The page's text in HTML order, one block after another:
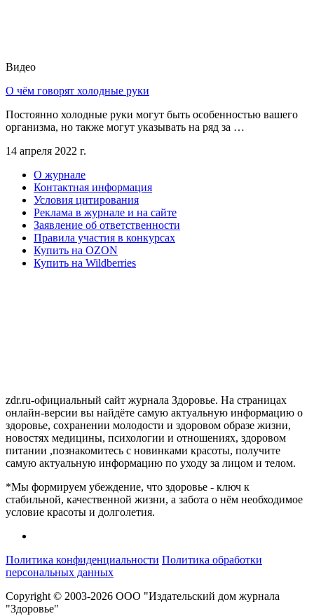
Видео
О чём говорят холодные руки
Постоянно холодные руки могут быть особенностью вашего
организма, но также могут указывать на ряд за …
14 апреля 2022 г.
О журнале
Контактная информация
Условия цитирования
Реклама в журнале и на сайте
Заявление об ответственности
Правила участия в конкурсах
Купить на OZON
Купить на Wildberries
zdr.ru-официальный сайт журнала Здоровье. На страницах
онлайн-версии вы найдёте самую актуальную информацию о
здоровье, сохранении молодости и здоровом образе жизни,
новостях медицины, психологии и отношениях, здоровом
питании ,познакомитесь с новинками красоты, получите
самую актуальную информацию по уходу за лицом и телом.
*Мы формируем убеждение, что здоровье - ключ к
стабильной, качественной жизни, а забота о нём необходимое
условие красоты и долголетия.
Политика конфиденциальности Политика обработки
персональных данных
Copyright © 2003-2026 ООО "Издательский дом журнала
"Здоровье"